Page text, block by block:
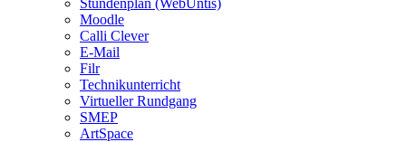
Stundenplan (WebUntis)
Moodle
Calli Clever
E-Mail
Filr
Technikunterricht
Virtueller Rundgang
SMEP
ArtSpace